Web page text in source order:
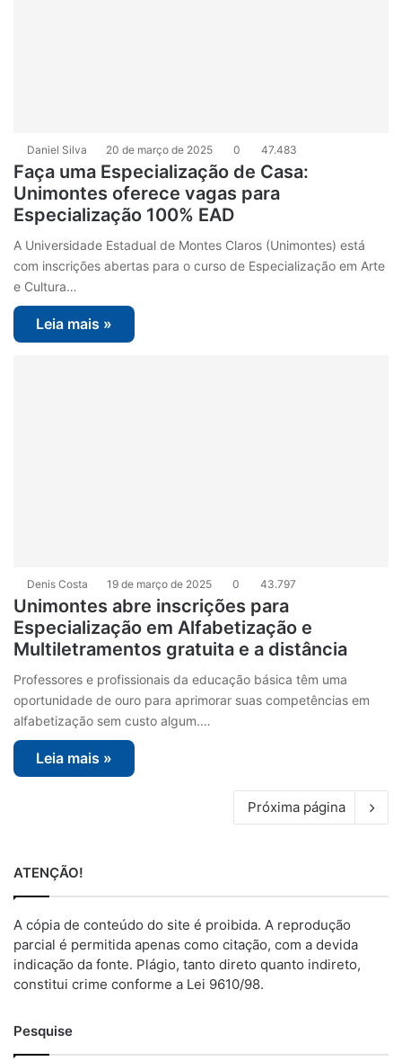
Daniel Silva 20 de março de 2025 0 47.483
Faça uma Especialização de Casa:
Unimontes oferece vagas para
Especialização 100% EAD
A Universidade Estadual de Montes Claros (Unimontes) está
com inscrições abertas para o curso de Especialização em Arte
e Cultura…
Leia mais »
Denis Costa 19 de março de 2025 0 43.797
Unimontes abre inscrições para
Especialização em Alfabetização e
Multiletramentos gratuita e a distância
Professores e profissionais da educação básica têm uma
oportunidade de ouro para aprimorar suas competências em
alfabetização sem custo algum.…
Leia mais »
Próxima página
ATENÇÃO!
A cópia de conteúdo do site é proibida. A reprodução
parcial é permitida apenas como citação, com a devida
indicação da fonte. Plágio, tanto direto quanto indireto,
constitui crime conforme a Lei 9610/98.
Pesquise